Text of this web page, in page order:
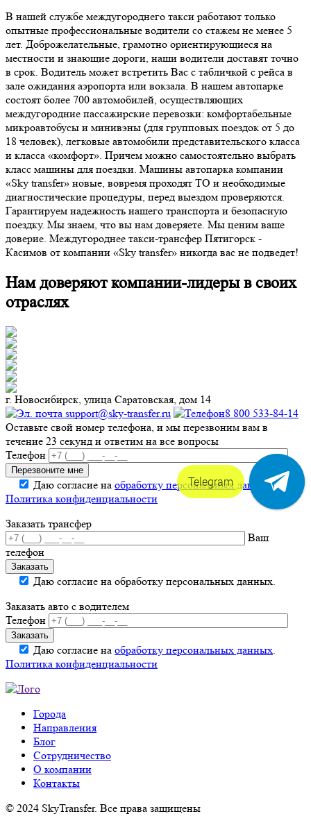
В нашей службе междугороднего такси работают только
опытные профессиональные водители со стажем не менее 5
лет. Доброжелательные, грамотно ориентирующиеся на
местности и знающие дороги, наши водители доставят точно
в срок. Водитель может встретить Вас с табличкой с рейса в
зале ожидания аэропорта или вокзала. В нашем автопарке
состоят более 700 автомобилей, осуществляющих
междугородние пассажирские перевозки: комфортабельные
микроавтобусы и минивэны (для групповых поездок от 5 до
18 человек), легковые автомобили представительского класса
и класса «комфорт». Причем можно самостоятельно выбрать
класс машины для поездки. Машины автопарка компании
«Sky transfer» новые, вовремя проходят ТО и необходимые
диагностические процедуры, перед выездом проверяются.
Гарантируем надежность нашего транспорта и безопасную
поездку. Мы знаем, что вы нам доверяете. Мы ценим ваше
доверие. Междугороднее такси-трансфер Пятигорск -
Касимов от компании «Sky transfer» никогда вас не подведет!
Нам доверяют компании-лидеры в своих
отраслях
г. Новосибирск, улица Саратовская, дом 14
support@sky-transfer.ru
8 800 533-84-14
Оставьте свой номер телефона, и мы перезвоним вам в
течение 23 секунд и ответим на все вопросы
Телефон
Даю согласие на обработку персональных данных.
Политика конфиденциальности
Заказать трансфер
Ваш
телефон
Даю согласие на обработку персональных данных.
Заказать авто с водителем
Телефон
Даю согласие на обработку персональных данных.
Политика конфиденциальности
Города
Направления
Блог
Сотрудничество
О компании
Контакты
© 2024 SkyTransfer. Все права защищены
Telegram